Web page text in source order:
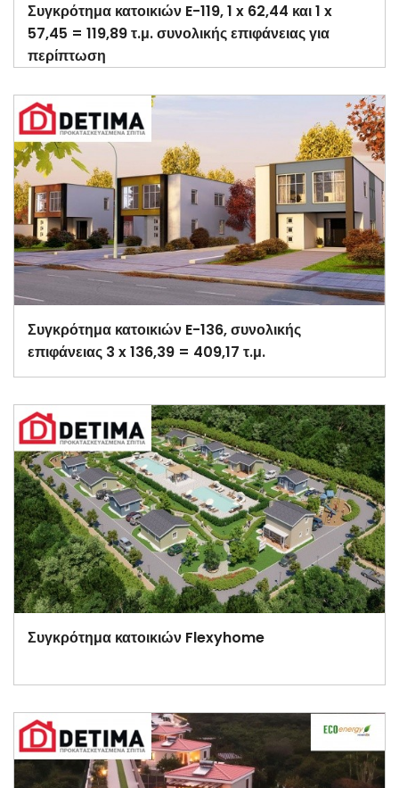
Συγκρότημα κατοικιών E-119, 1 x 62,44 και 1 x
57,45 = 119,89 τ.μ. συνολικής επιφάνειας για
περίπτωση
Συγκρότημα κατοικιών E-136, συνολικής
επιφάνειας 3 x 136,39 = 409,17 τ.μ.
Συγκρότημα κατοικιών Flexyhome